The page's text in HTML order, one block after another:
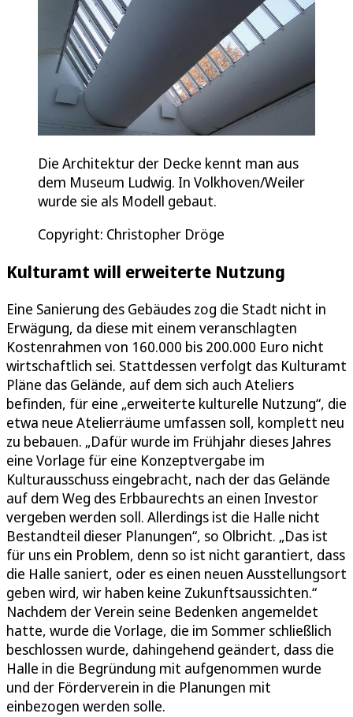
Die Architektur der Decke kennt man aus
dem Museum Ludwig. In Volkhoven/Weiler
wurde sie als Modell gebaut.
Copyright: Christopher Dröge
Kulturamt will erweiterte Nutzung
Eine Sanierung des Gebäudes zog die Stadt nicht in
Erwägung, da diese mit einem veranschlagten
Kostenrahmen von 160.000 bis 200.000 Euro nicht
wirtschaftlich sei. Stattdessen verfolgt das Kulturamt
Pläne das Gelände, auf dem sich auch Ateliers
befinden, für eine „erweiterte kulturelle Nutzung“, die
etwa neue Atelierräume umfassen soll, komplett neu
zu bebauen. „Dafür wurde im Frühjahr dieses Jahres
eine Vorlage für eine Konzeptvergabe im
Kulturausschuss eingebracht, nach der das Gelände
auf dem Weg des Erbbaurechts an einen Investor
vergeben werden soll. Allerdings ist die Halle nicht
Bestandteil dieser Planungen“, so Olbricht. „Das ist
für uns ein Problem, denn so ist nicht garantiert, dass
die Halle saniert, oder es einen neuen Ausstellungsort
geben wird, wir haben keine Zukunftsaussichten.“
Nachdem der Verein seine Bedenken angemeldet
hatte, wurde die Vorlage, die im Sommer schließlich
beschlossen wurde, dahingehend geändert, dass die
Halle in die Begründung mit aufgenommen wurde
und der Förderverein in die Planungen mit
einbezogen werden solle.